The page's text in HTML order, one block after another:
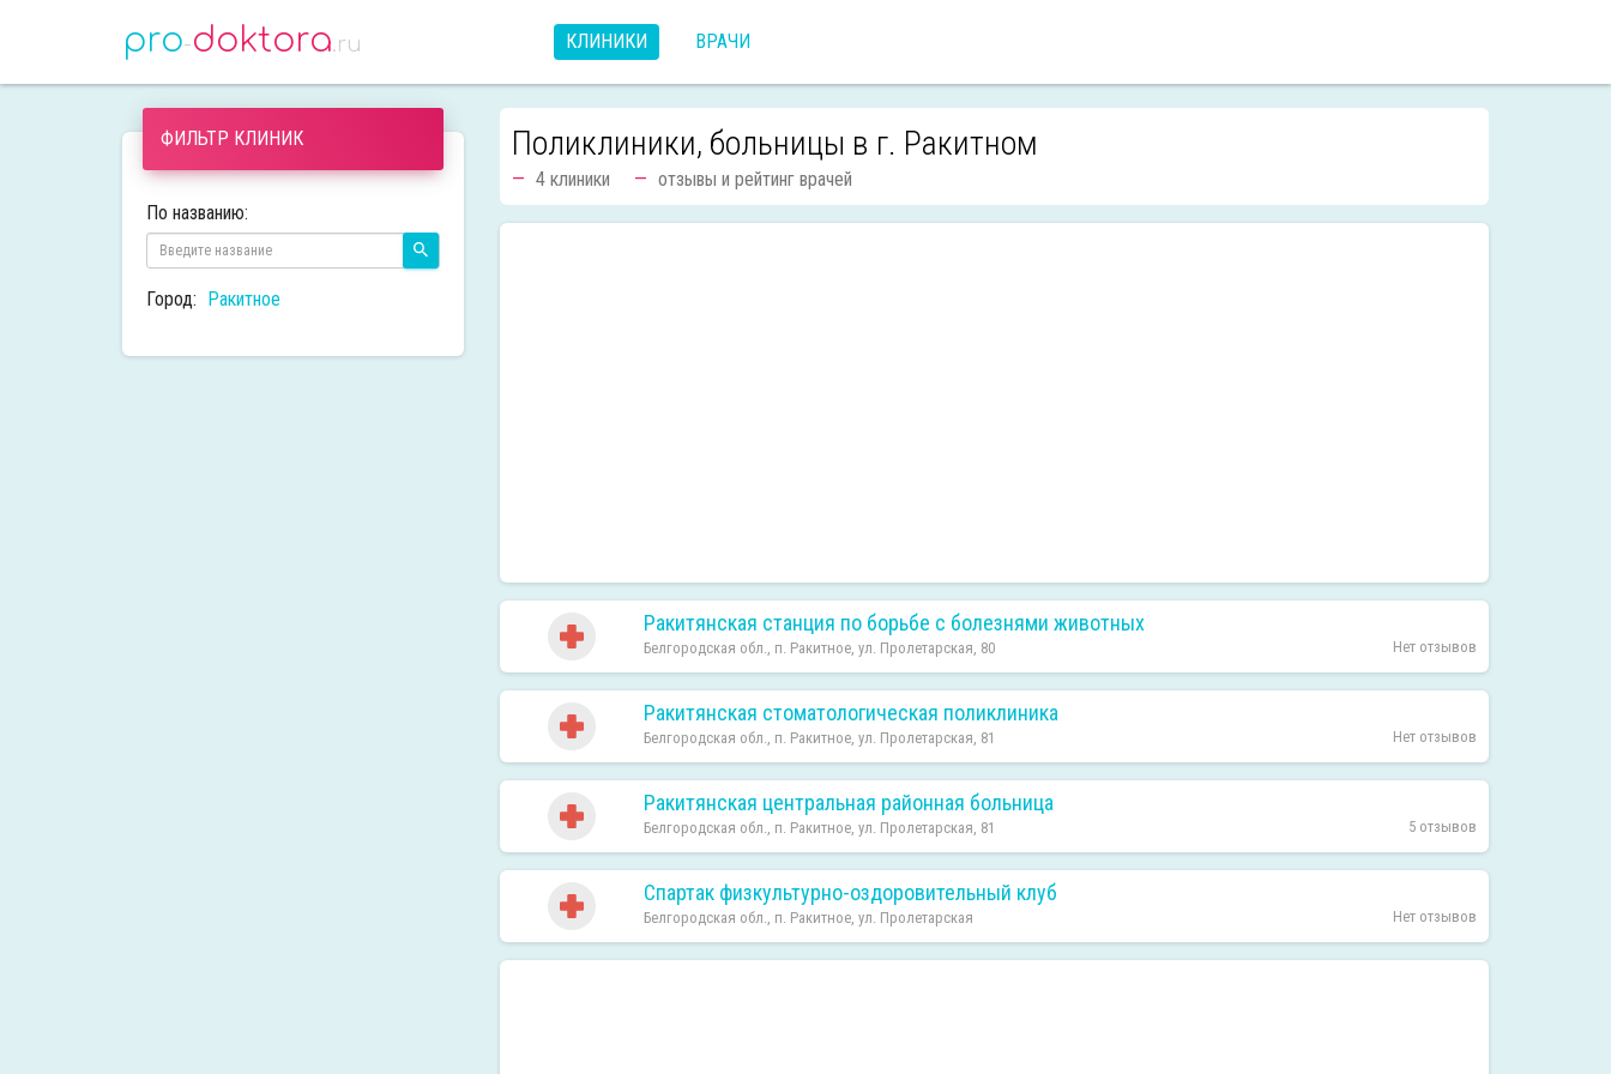
pro-doktora.ru КЛИНИКИ ВРАЧИ
ФИЛЬТР КЛИНИК
По названию:
Город: Ракитное
Поликлиники, больницы в г. Ракитном
4 клиники отзывы и рейтинг врачей
Ракитянская станция по борьбе с болезнями животных
Белгородская обл., п. Ракитное, ул. Пролетарская, 80 Нет отзывов
Ракитянская стоматологическая поликлиника
Белгородская обл., п. Ракитное, ул. Пролетарская, 81 Нет отзывов
Ракитянская центральная районная больница
Белгородская обл., п. Ракитное, ул. Пролетарская, 81 5 отзывов
Спартак физкультурно-оздоровительный клуб
Белгородская обл., п. Ракитное, ул. Пролетарская Нет отзывов